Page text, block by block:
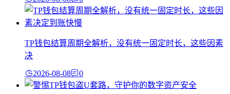
TP钱包结算周期全解析，没有统一固定时长，这些因素
决
2026-08-08 0